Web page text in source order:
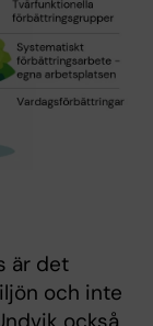
är det
och inte